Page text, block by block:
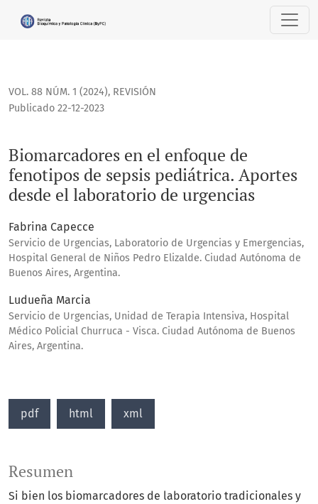
Biomarcadores en el enfoque de fenotipos de sepsis
VOL. 88 NÚM. 1 (2024), REVISIÓN
Biomarcadores en el enfoque de
fenotipos de sepsis pediátrica. Aportes
desde el laboratorio de urgencias
Publicado 22-12-2023
Fabrina Capecce
Servicio de Urgencias, Laboratorio de Urgencias y Emergencias,
Hospital General de Niños Pedro Elizalde. Ciudad Autónoma de
Buenos Aires, Argentina.
Ludueña Marcia
Servicio de Urgencias, Unidad de Terapia Intensiva, Hospital
Médico Policial Churruca - Visca. Ciudad Autónoma de Buenos
Aires, Argentina.
pdf html xml
Resumen
Si bien los biomarcadores de laboratorio tradicionales y